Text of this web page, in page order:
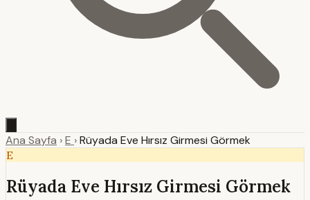
Ana Sayfa ›E ›Rüyada Eve Hırsız Girmesi Görmek
E
Rüyada Eve Hırsız Girmesi Görmek